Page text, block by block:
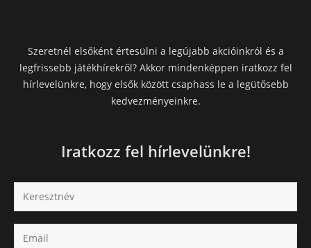
Szeretnél elsőként értesülni a legújabb akcióinkról és a
legfrissebb játékhírekről? Akkor mindenképpen iratkozz fel
hírlevelünkre, hogy elsők között csaphass le a legütősebb
kedvezményeinkre.
Iratkozz fel hírlevelünkre!